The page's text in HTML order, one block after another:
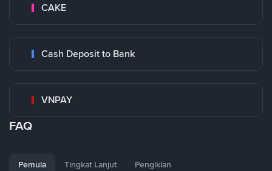
CAKE
Cash Deposit to Bank
VNPAY
FAQ
Pemula Tingkat Lanjut Pengiklan